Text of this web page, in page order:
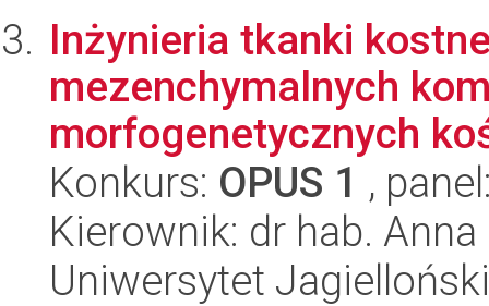
Inżynieria tkanki
mezenchymalnych
morfogenetycznych
Konkurs: OPUS 1 ,
Kierownik: dr hab.
Uniwersytet Jagielloński